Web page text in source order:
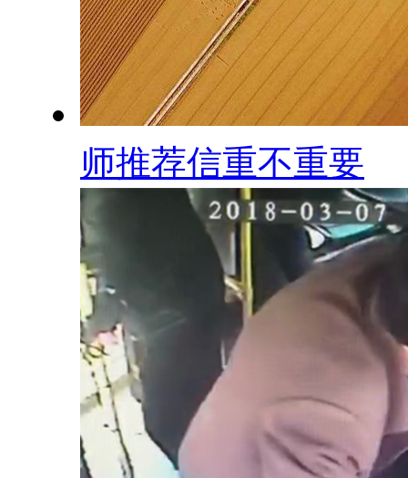
师推荐信重不重要